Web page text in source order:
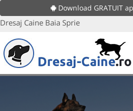
Download GRATUIT
Dresaj Caine Baia Sprie